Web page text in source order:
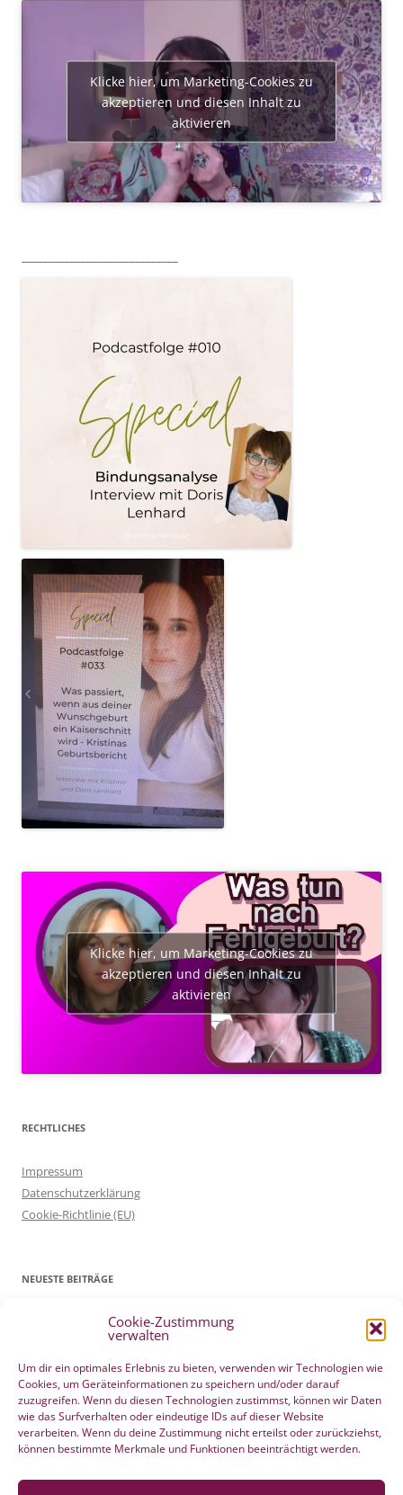
Cookie-Zustimmung
verwalten
Um dir ein optimales Erlebnis zu bieten, verwenden wir Technologien wie
Cookies, um Geräteinformationen zu speichern und/oder darauf
zuzugreifen. Wenn du diesen Technologien zustimmst, können wir Daten
wie das Surfverhalten oder eindeutige IDs auf dieser Website
verarbeiten. Wenn du deine Zustimmung nicht erteilst oder zurückziehst,
können bestimmte Merkmale und Funktionen beeinträchtigt werden.
Klicke hier, um Marketing-Cookies zu
akzeptieren und diesen Inhalt zu
aktivieren
Klicke hier, um Marketing-Cookies zu
akzeptieren und diesen Inhalt zu
aktivieren
RECHTLICHES
Impressum
Datenschutzerklärung
Cookie-Richtlinie (EU)
NEUESTE BEITRÄGE
Patientenverfügung Geburt vertreten in WELTWOCHE DER GEBURT
Filmtipp – Die sichere Geburt 19. Mai 2021
Integration eigener Erfahrungen aus der Pränatalzeit 10. März 2021
VBA2C – Erfahrung 8. Februar 2020
Berührender wunderschöner Geburtserfahrungsbericht von Laura
Maria Seiler
22. Dezember 2019